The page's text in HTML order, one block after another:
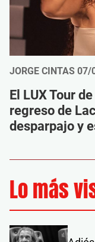
JORGE CINTAS 07/
El LUX Tour
regreso de
desparpajo y
Lo más